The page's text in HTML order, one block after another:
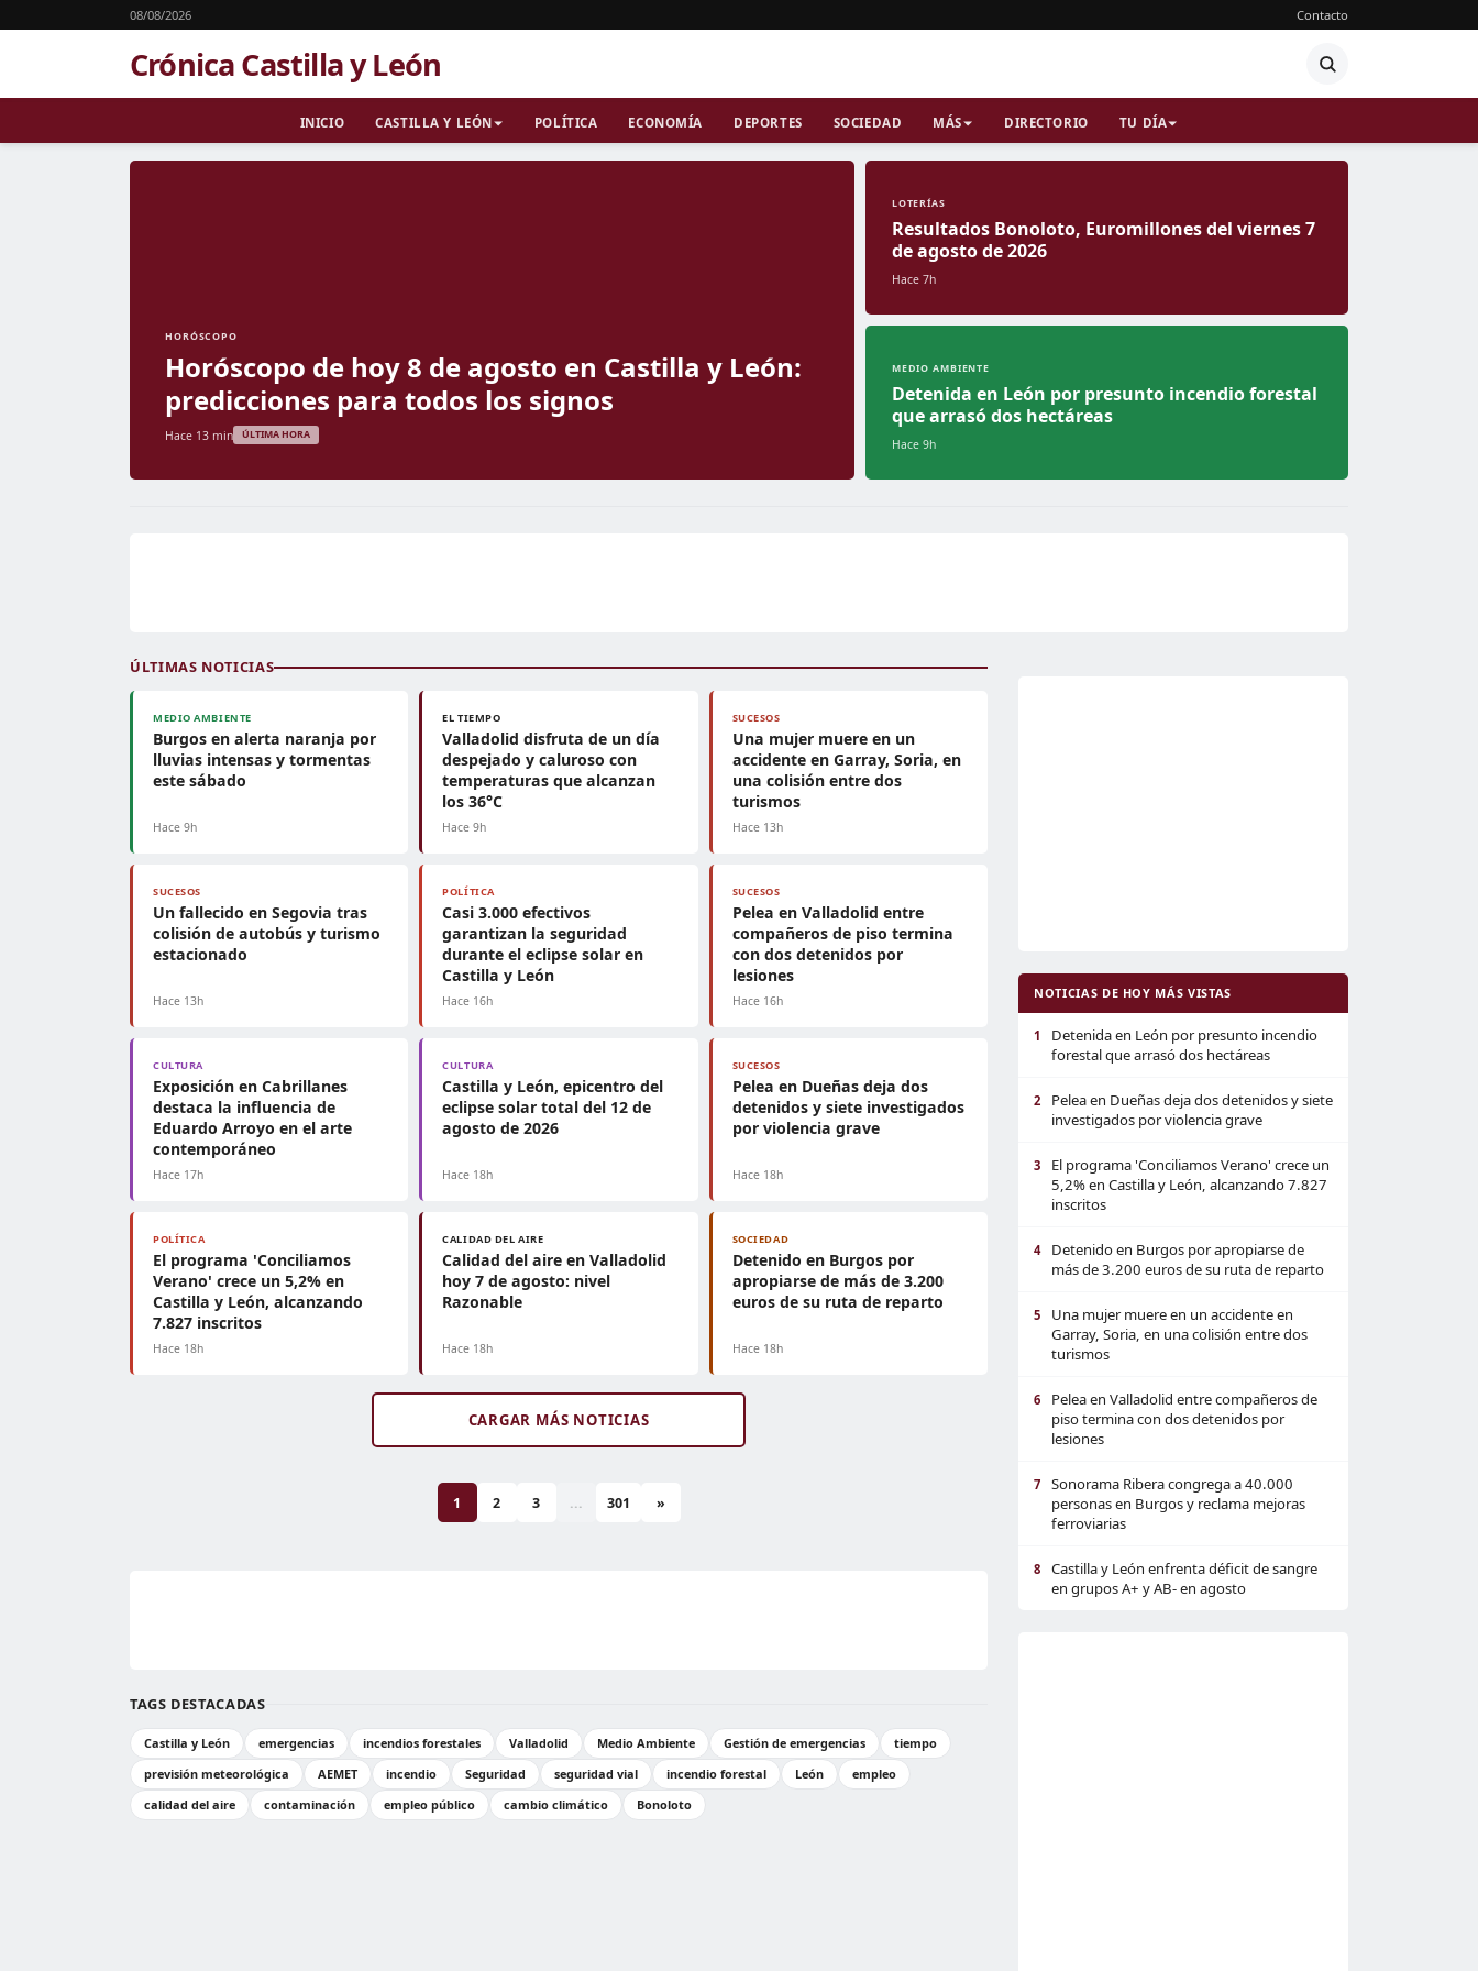
08/08/2026 Contacto
Crónica Castilla y León
INICIO CASTILLA Y LEÓN POLÍTICA ECONOMÍA DEPORTES SOCIEDAD MÁS DIRECTORIO TU DÍA
HORÓSCOPO
Horóscopo de hoy 8 de agosto en Castilla y León:
predicciones para todos los signos
Hace 13 min ÚLTIMA HORA
LOTERÍAS
Resultados Bonoloto, Euromillones del viernes 7
de agosto de 2026
Hace 7h
MEDIO AMBIENTE
Detenida en León por presunto incendio forestal
que arrasó dos hectáreas
Hace 9h
ÚLTIMAS NOTICIAS
MEDIO AMBIENTE
Burgos en alerta naranja por
lluvias intensas y tormentas
este sábado
Hace 9h
EL TIEMPO
Valladolid disfruta de un día
despejado y caluroso con
temperaturas que alcanzan
los 36°C
Hace 9h
SUCESOS
Una mujer muere en un
accidente en Garray, Soria, en
una colisión entre dos
turismos
Hace 13h
SUCESOS
Un fallecido en Segovia tras
colisión de autobús y turismo
estacionado
Hace 13h
POLÍTICA
Casi 3.000 efectivos
garantizan la seguridad
durante el eclipse solar en
Castilla y León
Hace 16h
SUCESOS
Pelea en Valladolid entre
compañeros de piso termina
con dos detenidos por
lesiones
Hace 16h
CULTURA
Exposición en Cabrillanes
destaca la influencia de
Eduardo Arroyo en el arte
contemporáneo
Hace 17h
CULTURA
Castilla y León, epicentro del
eclipse solar total del 12 de
agosto de 2026
Hace 18h
SUCESOS
Pelea en Dueñas deja dos
detenidos y siete investigados
por violencia grave
Hace 18h
POLÍTICA
El programa 'Conciliamos
Verano' crece un 5,2% en
Castilla y León, alcanzando
7.827 inscritos
Hace 18h
CALIDAD DEL AIRE
Calidad del aire en Valladolid
hoy 7 de agosto: nivel
Razonable
Hace 18h
SOCIEDAD
Detenido en Burgos por
apropiarse de más de 3.200
euros de su ruta de reparto
Hace 18h
CARGAR MÁS NOTICIAS
1 2 3 ... 301 »
TAGS DESTACADAS
Castilla y León emergencias incendios forestales Valladolid Medio Ambiente Gestión de emergencias
tiempo
previsión meteorológica
AEMET incendio Seguridad seguridad vial incendio forestal León
empleo
calidad del aire
contaminación empleo público cambio climático Bonoloto
NOTICIAS DE HOY MÁS VISTAS
1
Detenida en León por presunto incendio
forestal que arrasó dos hectáreas
2
Pelea en Dueñas deja dos detenidos y siete
investigados por violencia grave
3
El programa 'Conciliamos Verano' crece un
5,2% en Castilla y León, alcanzando 7.827
inscritos
4
Detenido en Burgos por apropiarse de
más de 3.200 euros de su ruta de reparto
5
Una mujer muere en un accidente en
Garray, Soria, en una colisión entre dos
turismos
6
Pelea en Valladolid entre compañeros de
piso termina con dos detenidos por
lesiones
7
Sonorama Ribera congrega a 40.000
personas en Burgos y reclama mejoras
ferroviarias
8
Castilla y León enfrenta déficit de sangre
en grupos A+ y AB- en agosto